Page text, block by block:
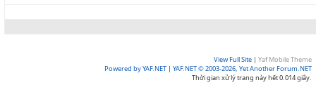
View Full Site | Yaf Mobile Theme
Powered by YAF.NET | YAF.NET © 2003-2026, Yet Another Forum.NET
Thời gian xử lý trang này hết 0.014 giây.